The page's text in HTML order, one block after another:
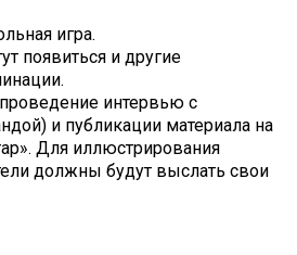
игра.
появиться и другие
интервью с
и публикации материала на
Для иллюстрирования
должны будут выслать свои